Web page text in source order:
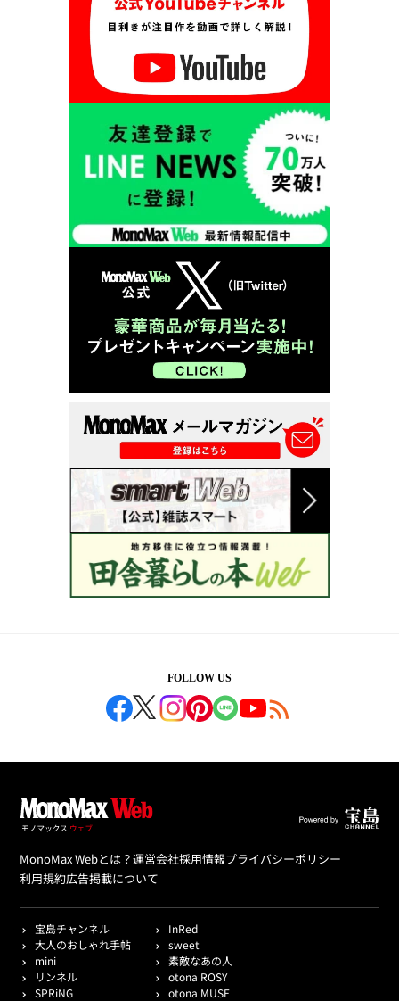
FOLLOW US
MonoMax Webとは？運営会社採用情報プライバシーポリシー
利用規約広告掲載について
宝島チャンネル
InRed
大人のおしゃれ手帖
sweet
mini
素敵なあの人
リンネル
otona ROSY
SPRiNG
otona MUSE